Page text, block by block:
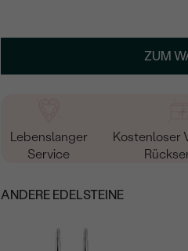
ZUM
Lebenslanger
Service
Kostenloser
ANDERE EDELSTEINE